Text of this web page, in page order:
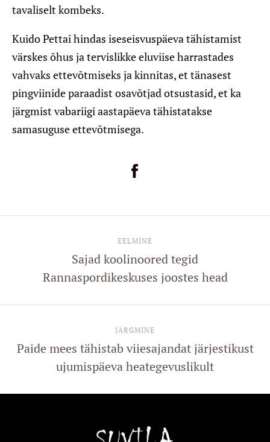
tavaliselt kombeks.
Kuido Pettai hindas iseseisvuspäeva tähistamist
värskes õhus ja tervislikke eluviise harrastades
vahvaks ettevõtmiseks ja kinnitas, et tänasest
pingviinide paraadist osavõtjad otsustasid, et ka
järgmist vabariigi aastapäeva tähistatakse
samasuguse ettevõtmisega.
EELMINE
Sajad koolinoored tegid
Rannaspordikeskuses joostes head
JÄRGMINE
Paide mees tähistab viiesajandat järjestikust
ujumispäeva heategevuslikult